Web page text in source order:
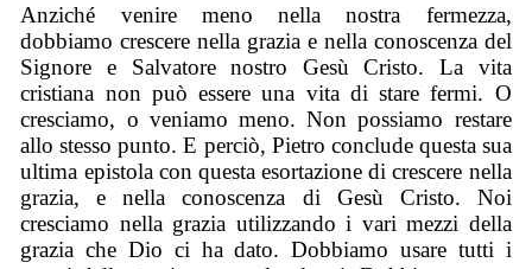
Anziché venire meno nella nostra fermezza,
dobbiamo crescere nella grazia e nella conoscenza del
Signore e Salvatore nostro Gesù Cristo. La vita
cristiana non può essere una vita di stare fermi. O
cresciamo, o veniamo meno. Non possiamo restare
allo stesso punto. E perciò, Pietro conclude questa sua
ultima epistola con questa esortazione di crescere nella
grazia, e nella conoscenza di Gesù Cristo. Noi
cresciamo nella grazia utilizzando i vari mezzi della
grazia che Dio ci ha dato. Dobbiamo usare tutti i